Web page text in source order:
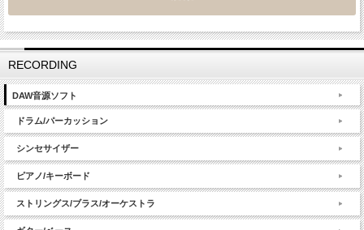
RECORDING
DAW音源ソフト
ドラム/パーカッション
シンセサイザー
ピアノ/キーボード
ストリングス/ブラス/オーケストラ